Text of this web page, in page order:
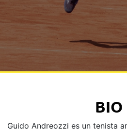
BIO
Guido Andreozzi es un tenista